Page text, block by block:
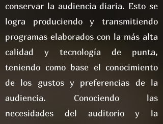
conservar la audiencia diaria. Esto se
logra produciendo y transmitiendo
programas elaborados con la más alta
calidad y tecnología de punta,
teniendo como base el conocimiento
de los gustos y preferencias de la
audiencia. Conociendo las
necesidades del auditorio y la